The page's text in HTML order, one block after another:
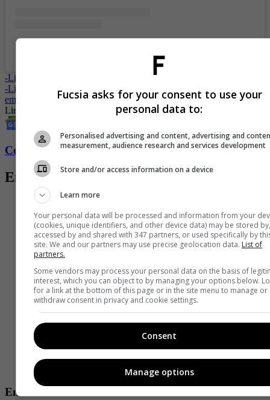
-Lindsay Lohan, así fue el baby shower de su primer hijo
-Lindsay Lohan espera a su primer hijo: así confirmó que está
embarazada
Lindsay Lohan
Cine
Conozca más de Fucsia aquí
Entradas relacionadas
Entretenimiento
Fucsia asks for your consent to use your
personal data to:
Personalised advertising and content, advertising and
measurement, audience research and services development
Store and/or access information on a device
Learn more
Your personal data will be processed and information from your
(cookies, unique identifiers, and other device data) may be stored by,
accessed by and shared with 347 partners, or used specifically by
site. We and our partners may use precise geolocation data. List of
partners.
Some vendors may process your personal data on the basis of
interest, which you can object to by managing your options below.
for a link at the bottom of this page or in the site menu to manage or
withdraw consent in privacy and cookie settings.
Consent
Manage options